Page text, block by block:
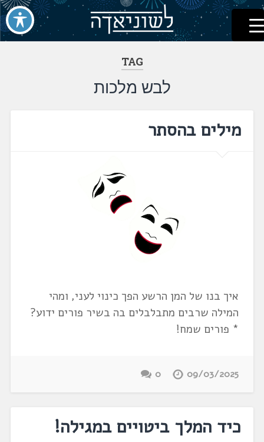
דלג
לתוכן
לשוניאדה
עברית. לשון. שפה
TAG
לבש מלכות
מילים בהסתר
איך בנו של המן הרשע הפך כינוי לעני, ומהי
המילה שרבים מתבלבלים בה בשיר פורים ידוע?
* פורים שמח!
09/03/2025
0
כיד המלך ביטויים במגילה!